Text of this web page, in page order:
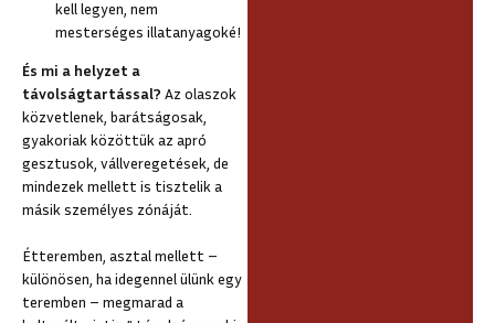
kell legyen, nem
mesterséges illatanyagoké!
És mi a helyzet a
távolságtartással? Az olaszok
közvetlenek, barátságosak,
gyakoriak közöttük az apró
gesztusok, vállveregetések, de
mindezek mellett is tisztelik a
másik személyes zónáját.
Étteremben, asztal mellett –
különösen, ha idegennel ülünk egy
teremben – megmarad a